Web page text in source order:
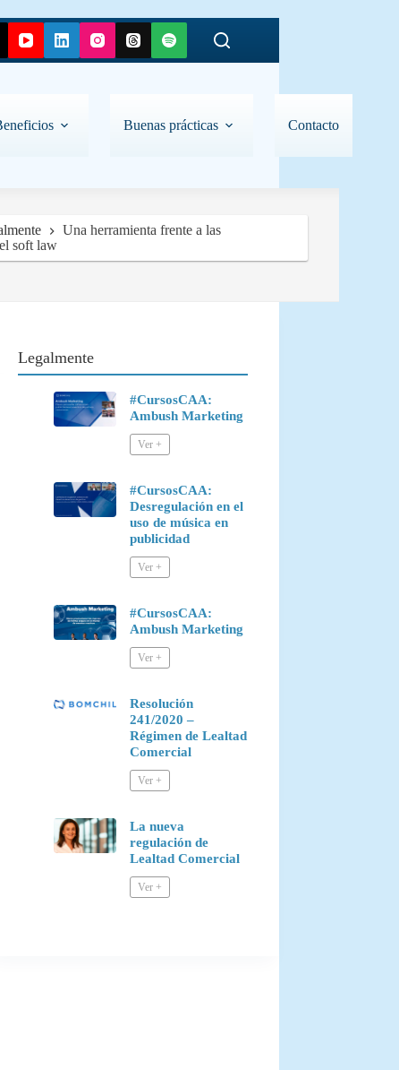
Buenas prácticas Contacto
Una herramienta frente a las
soft law
Legalmente
#CursosCAA:
Ambush Marketing
#CursosCAA:
Desregulación en el
uso de música en
publicidad
#CursosCAA:
Ambush Marketing
Resolución
241/2020 –
Régimen de Lealtad
Comercial
La nueva
regulación de
Lealtad Comercial